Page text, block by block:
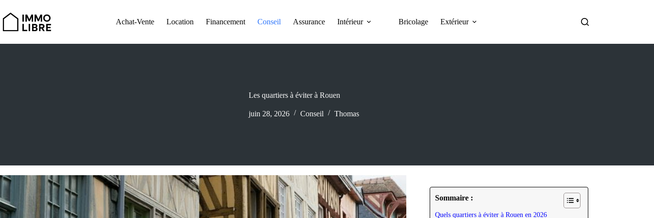
contenu
Achat-Vente Location Financement Conseil Assurance Intérieur Bricolage Extérieur
Les quartiers à éviter à Rouen
juin 28, 2026 Conseil Thomas
Sommaire :
Quels quartiers à éviter à Rouen en 2026